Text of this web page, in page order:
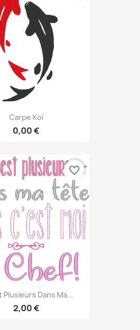
Carpe Koï
0,00 €
Plusieurs Dans Ma...
2,00 €
favorite_border